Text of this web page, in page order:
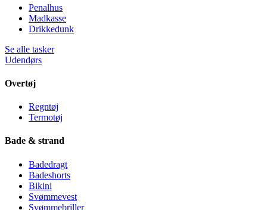
Penalhus
Madkasse
Drikkedunk
Se alle tasker
Udendørs
Overtøj
Regntøj
Termotøj
Bade & strand
Badedragt
Badeshorts
Bikini
Svømmevest
Svømmebriller